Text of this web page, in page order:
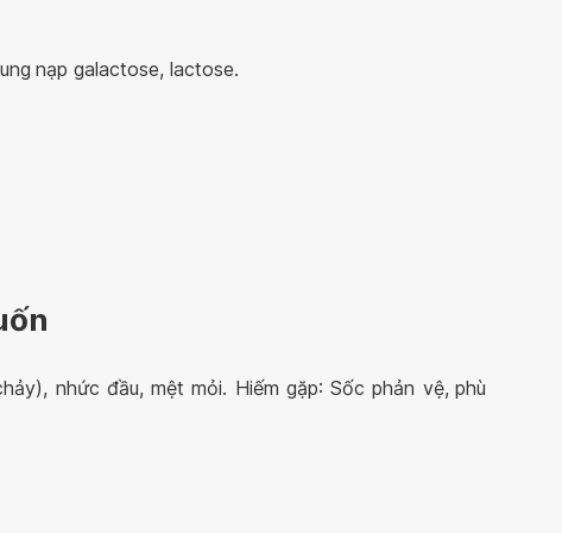
nạp galactose, lactose.
nhức đầu, mệt mỏi. Hiếm gặp: Sốc phản vệ, phù